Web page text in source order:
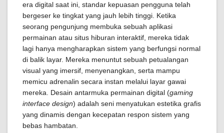
era digital saat ini, standar kepuasan pengguna telah
bergeser ke tingkat yang jauh lebih tinggi. Ketika
seorang pengunjung membuka sebuah aplikasi
permainan atau situs hiburan interaktif, mereka tidak
lagi hanya mengharapkan sistem yang berfungsi normal
di balik layar. Mereka menuntut sebuah petualangan
visual yang imersif, menyenangkan, serta mampu
memicu adrenalin secara instan melalui layar gawai
mereka. Desain antarmuka permainan digital (gaming
interface design) adalah seni menyatukan estetika grafis
yang dinamis dengan kecepatan respon sistem yang
bebas hambatan.